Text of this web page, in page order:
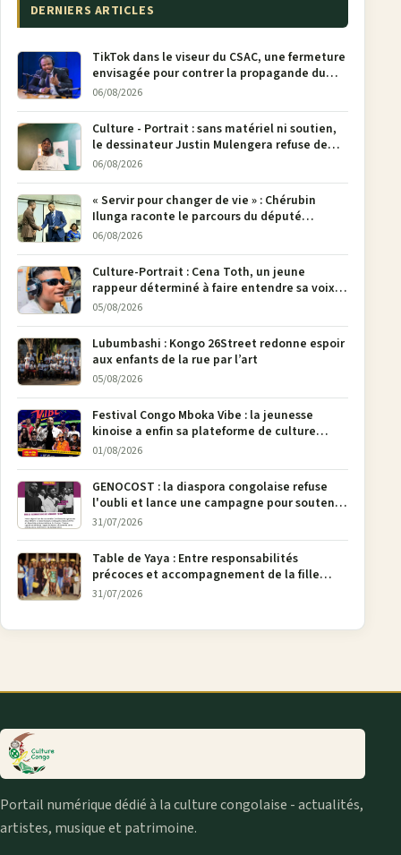
DERNIERS ARTICLES
TikTok dans le viseur du CSAC, une fermeture
envisagée pour contrer la propagande du
M23
06/08/2026
Culture - Portrait : sans matériel ni soutien,
le dessinateur Justin Mulengera refuse de
poser son crayon
06/08/2026
« Servir pour changer de vie » : Chérubin
Ilunga raconte le parcours du député
national Jethro Muyombi Tshimbu en 137
06/08/2026
Culture-Portrait : Cena Toth, un jeune
rappeur déterminé à faire entendre sa voix à
Bunia
05/08/2026
Lubumbashi : Kongo 26Street redonne espoir
aux enfants de la rue par l’art
05/08/2026
Festival Congo Mboka Vibe : la jeunesse
kinoise a enfin sa plateforme de culture
urbaine
01/08/2026
GENOCOST : la diaspora congolaise refuse
l'oubli et lance une campagne pour soutenir
la pétition FONAREV depuis Bruxelles
31/07/2026
Table de Yaya : Entre responsabilités
précoces et accompagnement de la fille
aînée, la diaspora en débat
31/07/2026
Portail numérique dédié à la culture congolaise - actualités,
artistes, musique et patrimoine.